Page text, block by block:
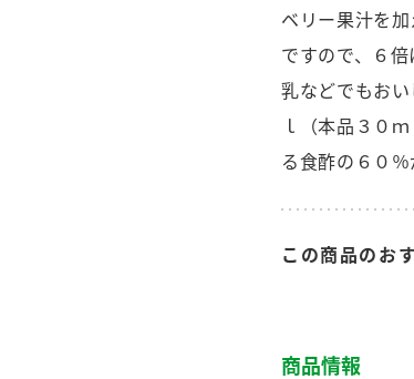
お酢ドリンク ぽん
クイック調味料 レモ
ミツカンの環境への取
MIM（ミツカンミュ
ベリー果汁を
ですので、６
乳などでもお
ｌ（本品３０
る食酢の６０％
この商品のお
商品情報